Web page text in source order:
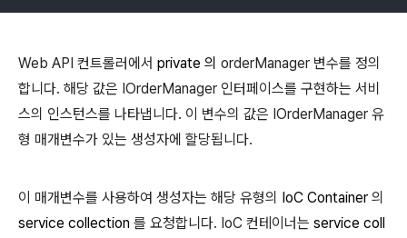
Web API 컨트롤러에서 private 의 orderManager 변수를 정의
합니다. 해당 값은 IOrderManager 인터페이스를 구현하는 서비
스의 인스턴스를 나타냅니다. 이 변수의 값은 IOrderManager 유
형 매개변수가 있는 생성자에 할당됩니다.
이 매개변수를 사용하여 생성자는 해당 유형의 IoC Container 의
service collection 를 요청합니다. IoC 컨테이너는 service coll